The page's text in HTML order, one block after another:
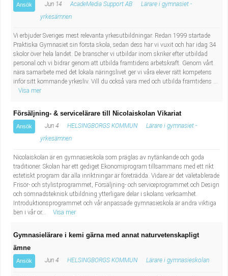
Undersköterska, vård- o specialavd. o mottagning
Bibliotekarie
Administrativ assistent
Lärare i gymnasiet
Ansök Jun 14 AcadeMedia Support AB
Lärare i gymnasiet -
yrkesämnen
Vi erbjuder Sveriges mest relevanta yrkesutbildningar. Redan 1999 startade
Praktiska Gymnasiet sin första skola, sedan dess har vi vuxit och har idag 34
skolor över hela landet. De branscher vi utbildar inom skriker efter utbildad
personal och vi bidrar genom att utbilda framtidens arbetskraft. Genom vårt
nära samarbete med det lokala näringslivet ger vi våra elever rätt kompetens
inför sitt kommande yrkesliv. Vill du också vara med och utbilda framtidens ...
Visa mer
Försäljning- & servicelärare till Nicolaiskolan Vikariat
Ansök Jun 4 HELSINGBORGS KOMMUN
Lärare i gymnasiet -
yrkesämnen
Nicolaiskolan är en gymnasieskola som präglas av nytänkande och goda
traditioner. Skolan har ett gediget Ekonomiprogram tillsammans med ett rikt
estetiskt program där alla inriktningar är företrädda. Vidare är det väletablerade
Frisör- och stylistprogrammet, Försäljning- och serviceprogrammet och Design
och sömnadsteknisk utbildning ytterligare delar i skolans verksamhet.
Introduktionsprogrammet och vår anpassade gymnasieskola är andra viktiga
ben i vår or...
Visa mer
Gymnasielärare i kemi gärna med annat naturvetenskapligt
ämne
Ansök Jun 4 HELSINGBORGS KOMMUN Lärare i gymnasieskolan